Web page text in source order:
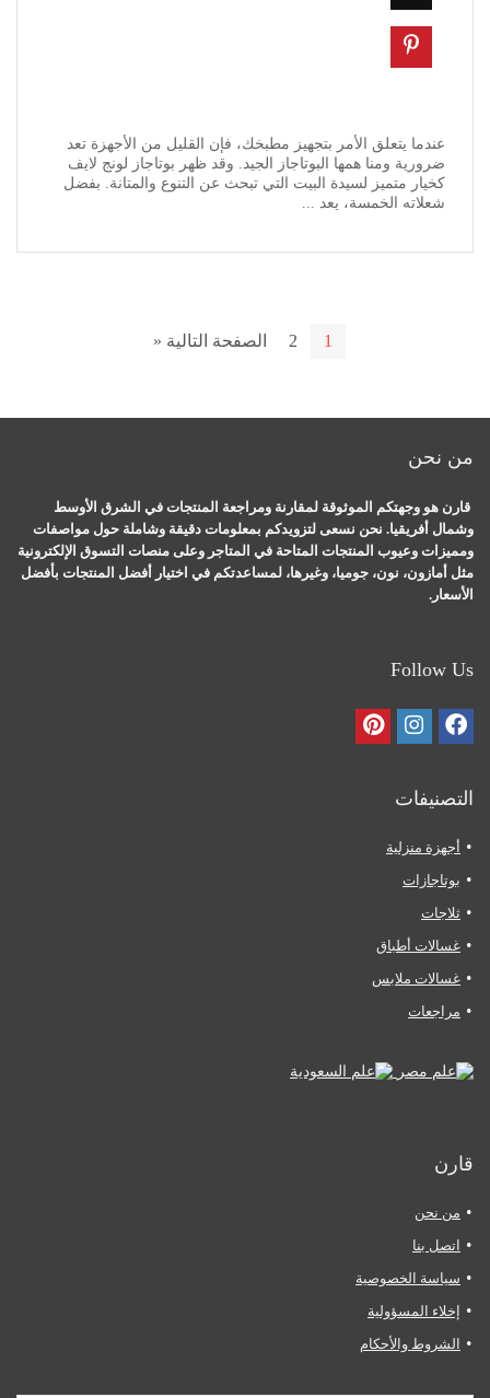
عندما يتعلق الأمر بتجهيز مطبخك، فإن القليل من الأجهزة تعد
ضرورية ومنا همها البوتاجاز الجيد. وقد ظهر بوتاجاز لونج لايف
كخيار متميز لسيدة البيت التي تبحث عن التنوع والمتانة. بفضل
شعلاته الخمسة، يعد ...
1
2 الصفحة التالية «
من نحن
قارن هو وجهتكم الموثوقة لمقارنة ومراجعة المنتجات في الشرق الأوسط
وشمال أفريقيا. نحن نسعى لتزويدكم بمعلومات دقيقة وشاملة حول مواصفات
ومميزات وعيوب المنتجات المتاحة في المتاجر وعلى منصات التسوق الإلكترونية
مثل أمازون، نون، جوميا، وغيرها، لمساعدتكم في اختيار أفضل المنتجات بأفضل
الأسعار.
Follow Us
التصنيفات
أجهزة منزلية
بوتاجازات
ثلاجات
غسالات أطباق
غسالات ملابس
مراجعات
قارن
من نحن
اتصل بنا
سياسة الخصوصية
إخلاء المسؤولية
الشروط والأحكام